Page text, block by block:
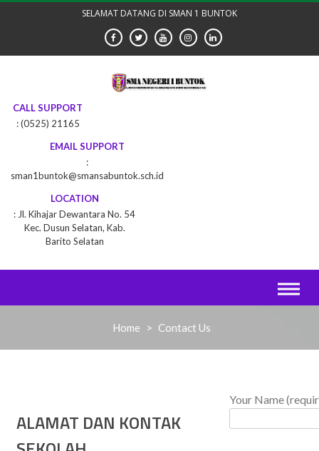
SELAMAT DATANG DI SMAN 1 BUNTOK
CALL SUPPORT
(0525) 21165
EMAIL SUPPORT
sman1buntok@smansabuntok.sch.id
LOCATION
Jl. Kihajar Dewantara No. 54
Kec. Dusun Selatan, Kab.
Barito Selatan
Home > Contact Us
ALAMAT DAN KONTAK
Your Name